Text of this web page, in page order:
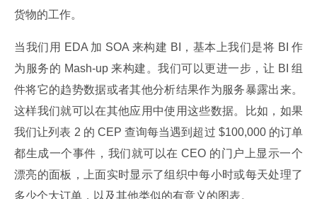
货物的工作。
当我们用 EDA 加 SOA 来构建 BI，基本上我们是将 BI 作
为服务的 Mash-up 来构建。我们可以更进一步，让 BI 组
件将它的趋势数据或者其他分析结果作为服务暴露出来。
这样我们就可以在其他应用中使用这些数据。比如，如果
我们让列表 2 的 CEP 查询每当遇到超过 $100,000 的订单
都生成一个事件，我们就可以在 CEO 的门户上显示一个
漂亮的面板，上面实时显示了组织中每小时或每天处理了
多少个大订单，以及其他类似的有意义的图表。